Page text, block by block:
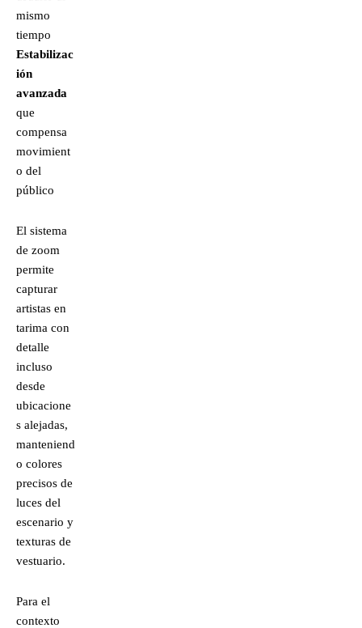
mismo
tiempo
Estabilizac
ión
avanzada
que
compensa
movimient
o del
público
El sistema
de zoom
permite
capturar
artistas en
tarima con
detalle
incluso
desde
ubicacione
s alejadas,
manteniend
o colores
precisos de
luces del
escenario y
texturas de
vestuario.
Para el
contexto